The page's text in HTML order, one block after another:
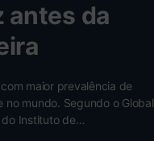
antes da
maior prevalência de
no mundo. Segundo o Global
do Instituto de…